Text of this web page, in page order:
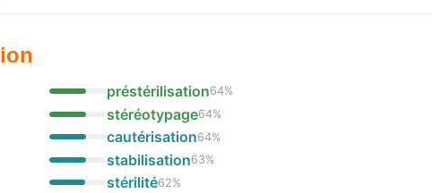
préstérilisation64%
stéréotypage64%
cautérisation64%
stabilisation63%
stérilité62%